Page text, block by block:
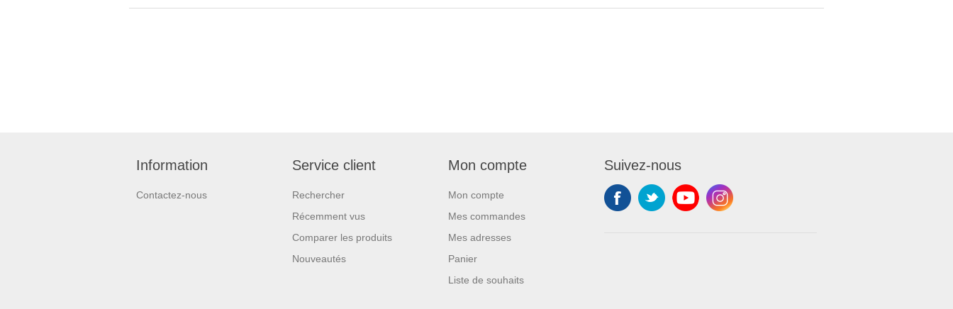
Information
Contactez-nous
Service client
Rechercher
Récemment vus
Comparer les produits
Nouveautés
Mon compte
Mon compte
Mes commandes
Mes adresses
Panier
Liste de souhaits
Suivez-nous